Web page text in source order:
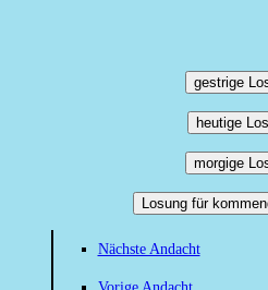
gestrige
heutige
morgige
Losung für
Nächste Andacht